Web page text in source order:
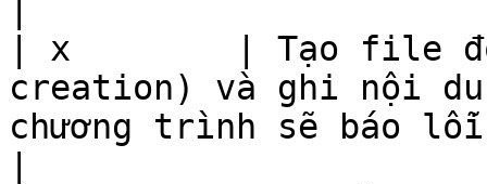
| x        | Tạo file
creation) và ghi nội
chương trình sẽ báo